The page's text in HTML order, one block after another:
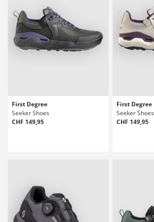
First Degree
Seeker Shoes
CHF 149,95
First Degree
Seeker Shoes
CHF 149,95